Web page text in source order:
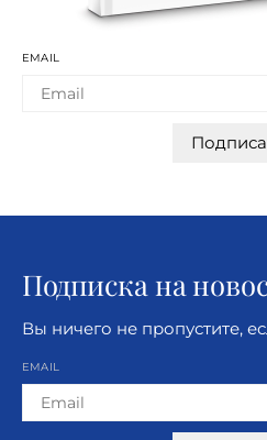
EMAIL
Подписка на
Вы ничего не пропустите,
EMAIL